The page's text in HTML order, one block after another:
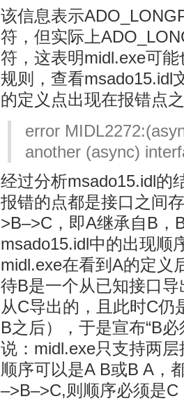
该信息表示
符，但实际上
符，这表明midl.exe可
规则，查看msado15.idl
的定义点出现在报错点
error
another (async)
经过分析msado15.idl的
报错的点都是接口之间
>B–>C，即A继承自B，
msado15.idl中的出现顺
midl.exe在看到A的定义
待B是一个从已知接口
从C导出的，且此时C仍
B之后），于是宣布“B
说：midl.exe只支持两
顺序可以是A B或B A，
–>B–>C,则顺序必须是